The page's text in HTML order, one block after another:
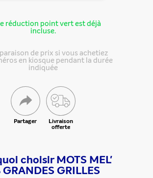
réduction point vert est déjà
incluse.
de prix si vous achetiez
en kiosque pendant la durée
indiquée
Partager Livraison
offerte
choisir MOTS MEL'
GRILLES